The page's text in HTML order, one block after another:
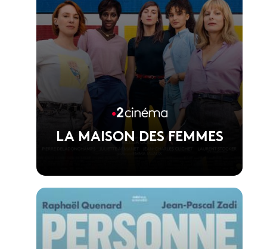
LA MAISON DES FEMMES
Voir la fiche du film